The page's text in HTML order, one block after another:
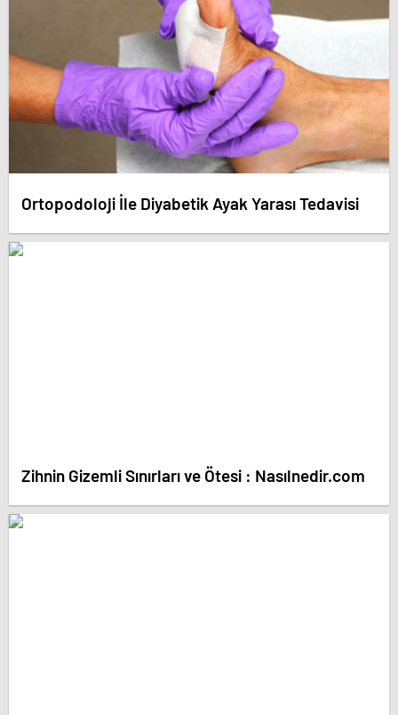
Ortopodoloji İle Diyabetik Ayak Yarası Tedavisi
Zihnin Gizemli Sınırları ve Ötesi : Nasılnedir.com